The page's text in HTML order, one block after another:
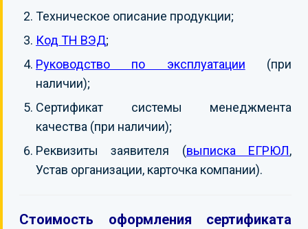
Техническое описание продукции;
Код ТН ВЭД;
Руководство по эксплуатации
(при
наличии);
Сертификат системы менеджмента
качества (при наличии);
Реквизиты заявителя (выписка ЕГРЮЛ,
Устав организации, карточка компании).
Стоимость оформления сертификата